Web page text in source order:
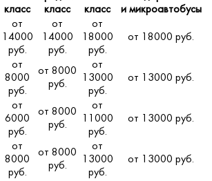
класс
класс
класс
и микроавтобусы
от
14000
руб.
от
14000
руб.
от
18000
руб.
от 18000 руб.
от
8000
руб.
от 8000
руб.
от
13000
руб.
от 13000 руб.
от
6000
руб.
от 8000
руб.
от
11000
руб.
от 13000 руб.
от
8000
руб.
от 8000
руб.
от
13000
руб.
от 13000 руб.